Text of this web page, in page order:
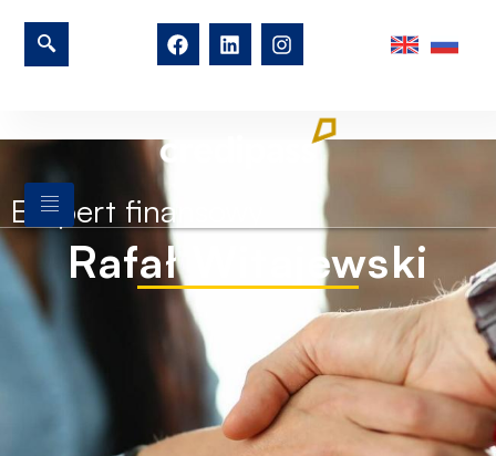
Ekspert finansowy
Rafał Witajewski